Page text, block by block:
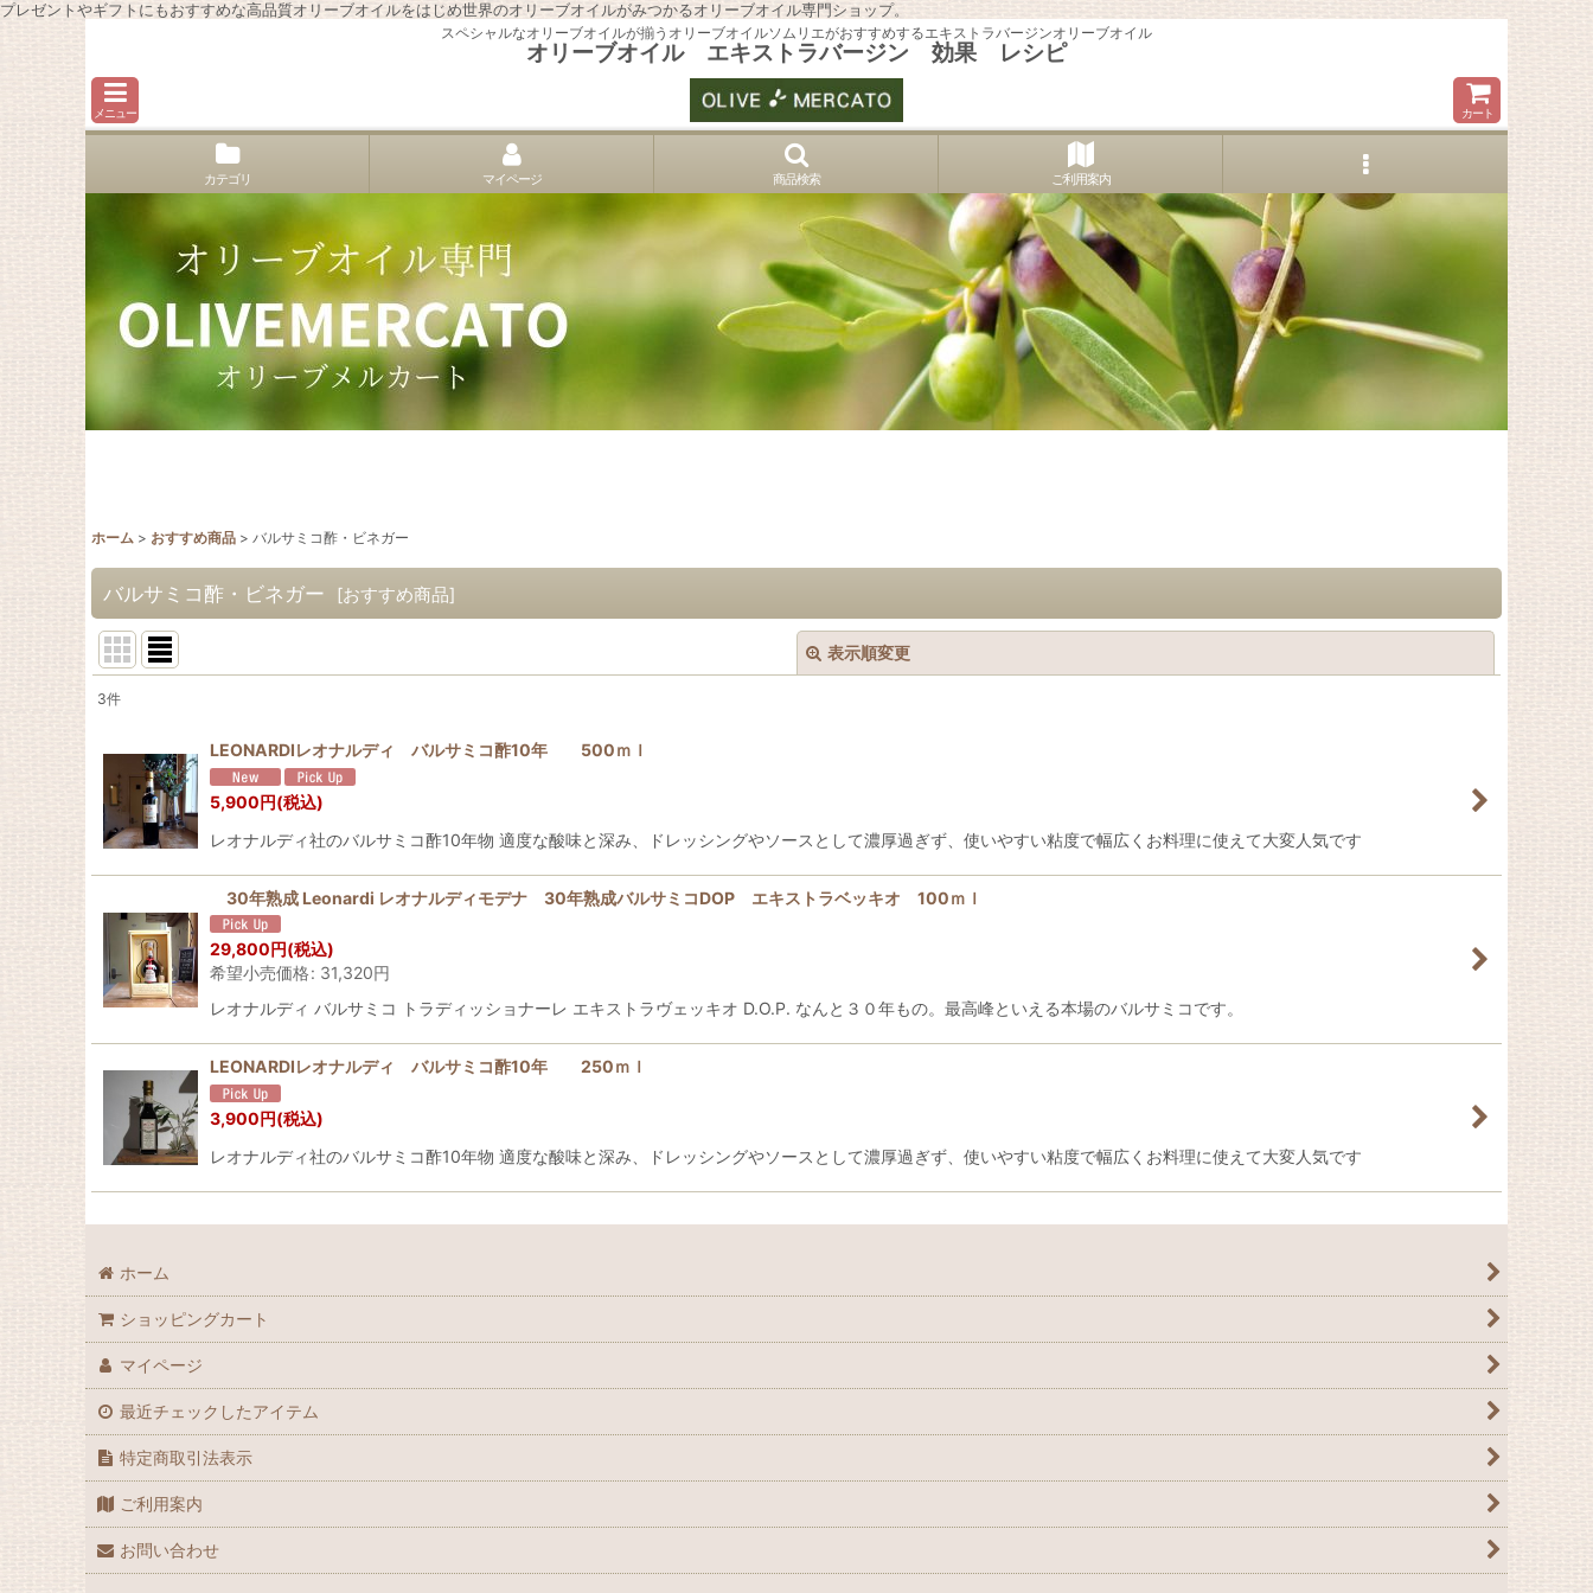
プレゼントやギフトにもおすすめな高品質オリーブオイルをはじめ世界のオリーブオイルがみつかるオリーブオイル専門ショップ。
スペシャルなオリーブオイルが揃うオリーブオイルソムリエがおすすめするエキストラバージンオリーブオイル
オリーブオイル エキストラバージン 効果 レシピ
メニュー カート
カテゴリ マイページ 商品検索 ご利用案内
ホーム > おすすめ商品 > バルサミコ酢・ビネガー
バルサミコ酢・ビネガー [おすすめ商品]
表示順変更
並び順:
絞り込む
3件
LEONARDIレオナルディ バルサミコ酢10年 500ｍｌ
5,900円(税込)
レオナルディ社のバルサミコ酢10年物 適度な酸味と深み、ドレッシングやソースとして濃厚過ぎず、使いやすい粘度で幅広くお料理に使えて大変人気です
30年熟成 Leonardi レオナルディモデナ 30年熟成バルサミコDOP エキストラベッキオ 100ｍｌ
29,800円(税込)
希望小売価格: 31,320円
レオナルディ バルサミコ トラディッショナーレ エキストラヴェッキオ D.O.P. なんと３０年もの。最高峰といえる本場のバルサミコです。
LEONARDIレオナルディ バルサミコ酢10年 250ｍｌ
3,900円(税込)
レオナルディ社のバルサミコ酢10年物 適度な酸味と深み、ドレッシングやソースとして濃厚過ぎず、使いやすい粘度で幅広くお料理に使えて大変人気です
ホーム
ショッピングカート
マイページ
最近チェックしたアイテム
特定商取引法表示
ご利用案内
お問い合わせ